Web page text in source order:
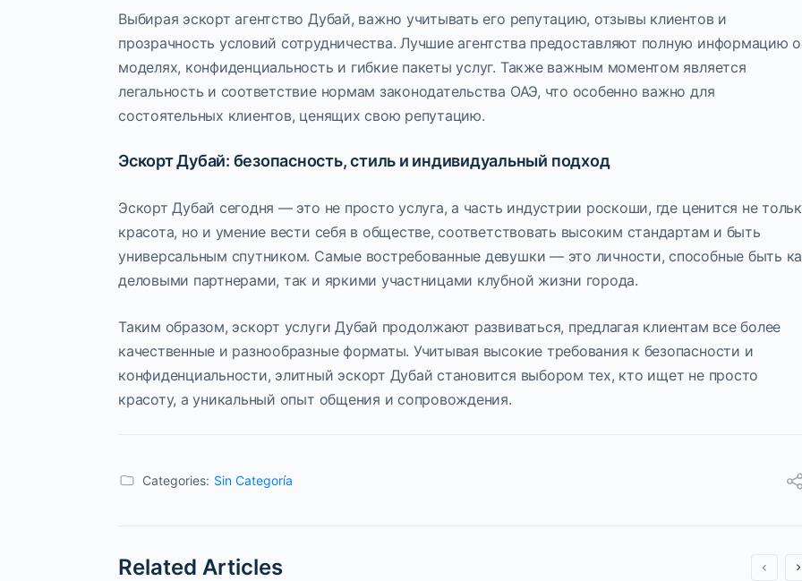
Выбирая эскорт агентство Дубай, важно учитывать его репутацию, отзывы клиентов и
прозрачность условий сотрудничества. Лучшие агентства предоставляют полную информацию о
моделях, конфиденциальность и гибкие пакеты услуг. Также важным моментом является
легальность и соответствие нормам законодательства ОАЭ, что особенно важно для
состоятельных клиентов, ценящих свою репутацию.
Эскорт Дубай: безопасность, стиль и индивидуальный подход
Эскорт Дубай сегодня — это не просто услуга, а часть индустрии роскоши, где ценится не
красота, но и умение вести себя в обществе, соответствовать высоким стандартам и быть
универсальным спутником. Самые востребованные девушки — это личности, способные быть
деловыми партнерами, так и яркими участницами клубной жизни города.
Таким образом, эскорт услуги Дубай продолжают развиваться, предлагая клиентам все более
качественные и разнообразные форматы. Учитывая высокие требования к безопасности и
конфиденциальности, элитный эскорт Дубай становится выбором тех, кто ищет не просто
красоту, а уникальный опыт общения и сопровождения.
Categories: Sin Categoría
Related Articles